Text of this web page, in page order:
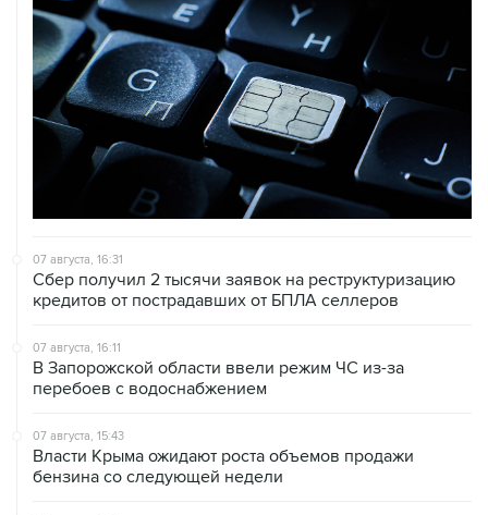
07 августа, 16:31
Сбер получил 2 тысячи заявок на реструктуризацию
кредитов от пострадавших от БПЛА селлеров
07 августа, 16:11
В Запорожской области ввели режим ЧС из-за
перебоев с водоснабжением
07 августа, 15:43
Власти Крыма ожидают роста объемов продажи
бензина со следующей недели